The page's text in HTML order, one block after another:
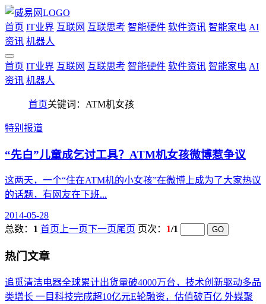
首页 IT业界 互联网 互联思考 智能硬件 软件资讯 智能家电 AI
资讯 机器人
首页 IT业界 互联网 互联思考 智能硬件 软件资讯 智能家电 AI
资讯 机器人
首页关键词：ATM机女孩
特别报道
“先白”儿童成乞讨工具？ATM机女孩微博惹争议
这两天，一个“住在ATM机的小女孩”在微博上成为了大家热议
的话题，有网友在下班...
2014-05-28
总数： 1 首页上一页下一页尾页 页次： 1/1
热门文章
追觅清洁电器全球累计出货量破4000万台，技术创新驱动多品
类增长 一目科技完成超10亿元E轮融资，估值破百亿 外媒聚